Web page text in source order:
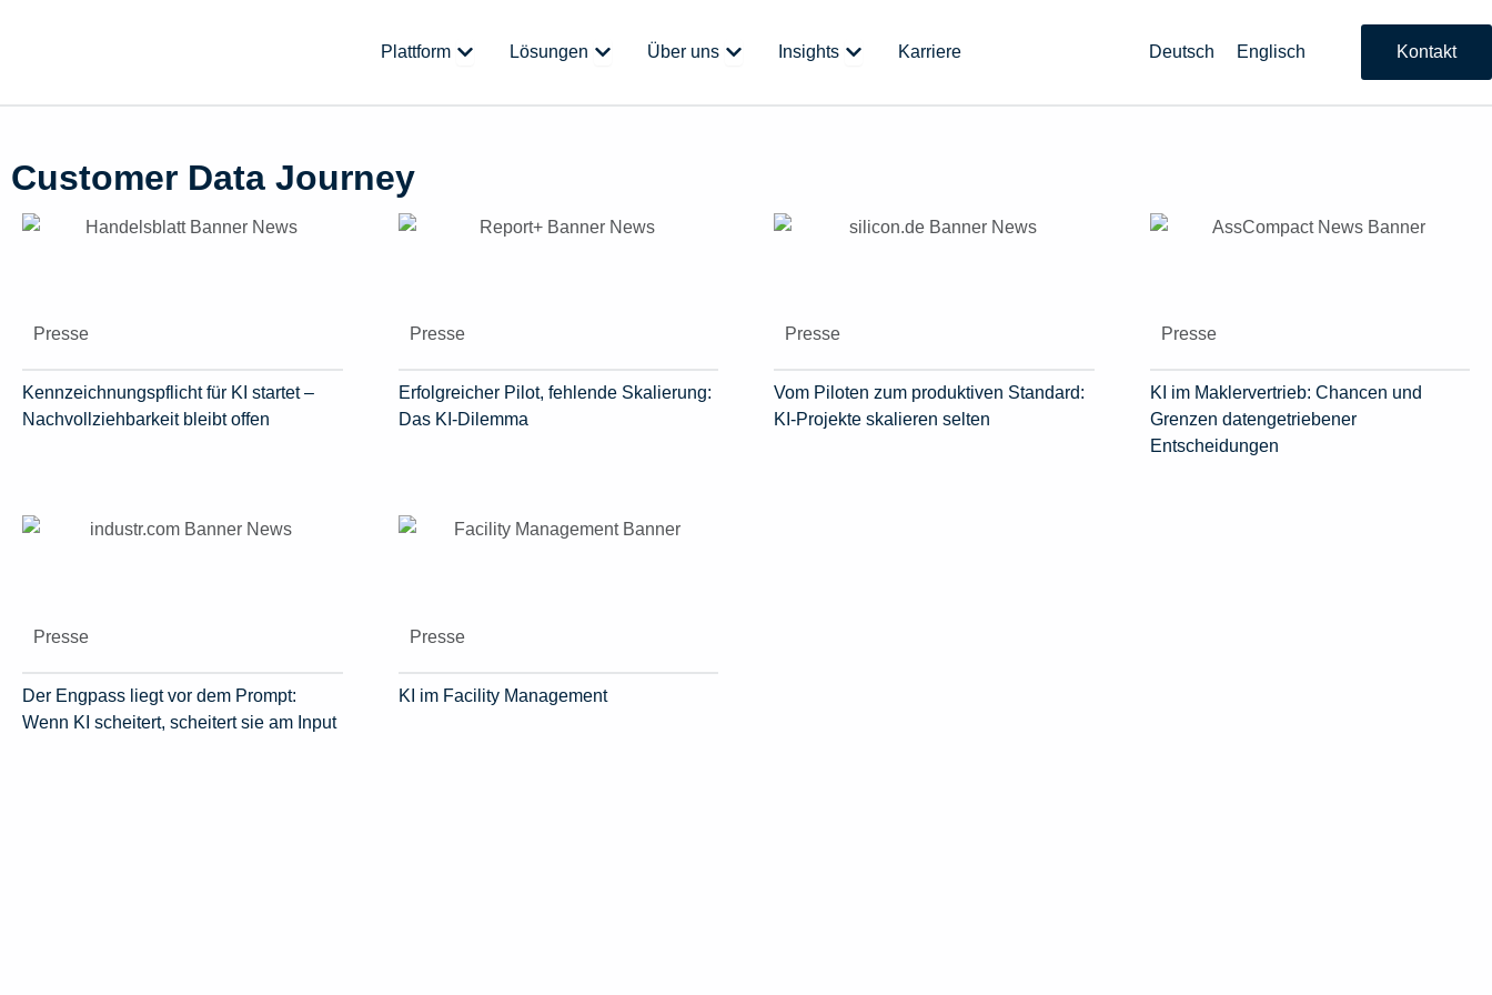
Plattform Öffne Plattform
Lösungen Öffne Lösungen
Über uns Öffne Über uns
Insights Öffne Insights
Karriere Deutsch Englisch Kontakt
Customer Data Journey
Presse
Kennzeichnungspflicht für KI startet –
Nachvollziehbarkeit bleibt offen
Presse
Erfolgreicher Pilot, fehlende Skalierung:
Das KI-Dilemma
Presse
Vom Piloten zum produktiven Standard:
KI-Projekte skalieren selten
Presse
KI im Maklervertrieb: Chancen und
Grenzen datengetriebener
Entscheidungen
Presse
Der Engpass liegt vor dem Prompt:
Wenn KI scheitert, scheitert sie am Input
Presse
KI im Facility Management